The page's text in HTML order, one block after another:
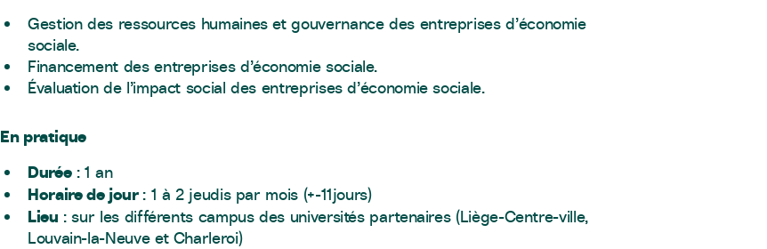
Gestion des ressources humaines et gouvernance des entreprises d’économie
sociale.
Financement des entreprises d’économie sociale.
Évaluation de l’impact social des entreprises d’économie sociale.
En pratique
Durée: 1 an
Horaire de jour : 1 à 2 jeudis par mois (+-11jours)
Lieu : sur les différents campus des universités partenaires (Liège-Centre-ville,
Louvain-la-Neuve et Charleroi)